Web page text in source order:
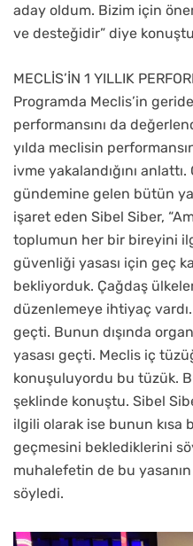
aday oldum. Bizim için
ve desteğidir” diye
MECLİS’İN 1 YILLIK
Programda Meclis’in geride
performansını da
yılda meclisin
ivme yakalandığını
gündemine gelen bütün
işaret eden Sibel Siber,
toplumun her bir bireyini
güvenliği yasası için geç
bekliyorduk. Çağdaş
düzenlemeye ihtiyaç
geçti. Bunun dışında
yasası geçti. Meclis iç
konuşuluyordu bu tüzük.
şeklinde konuştu. Sibel
ilgili olarak ise bunun kısa
geçmesini beklediklerini
muhalefetin de bu
söyledi.